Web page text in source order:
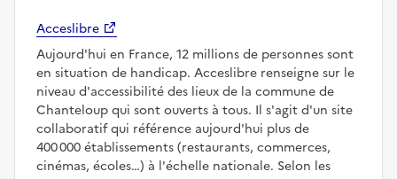
Acceslibre
Aujourd'hui en France, 12 millions de personnes sont
en situation de handicap. Acceslibre renseigne sur le
niveau d'accessibilité des lieux de la commune de
Chanteloup qui sont ouverts à tous. Il s'agit d'un site
collaboratif qui référence aujourd'hui plus de
400 000 établissements (restaurants, commerces,
cinémas, écoles…) à l'échelle nationale. Selon les